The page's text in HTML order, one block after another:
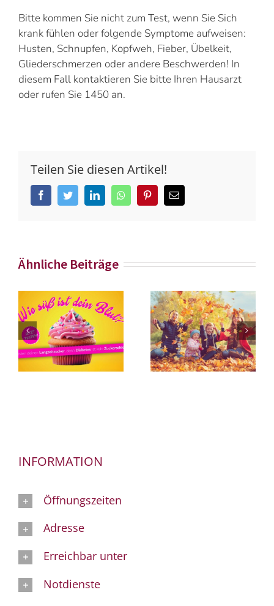
Bitte kommen Sie nicht zum Test, wenn Sie Sich
krank fühlen oder folgende Symptome aufweisen:
Husten, Schnupfen, Kopfweh, Fieber, Übelkeit,
Gliederschmerzen oder andere Beschwerden! In
diesem Fall kontaktieren Sie bitte Ihren Hausarzt
oder rufen Sie 1450 an.
Teilen Sie diesen Artikel!
FacebookTwitterLinkedInWhatsappPinterestEmail
Ähnliche Beiträge
INFORMATION
Öffnungszeiten
Adresse
Erreichbar unter
Notdienste